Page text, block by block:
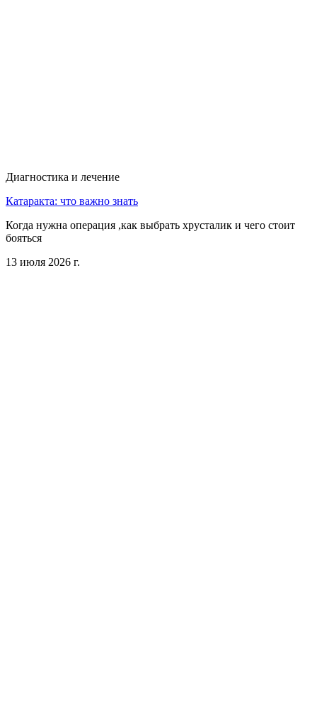
Диагностика и лечение
Катаракта: что важно знать
Когда нужна операция ,как выбрать хрусталик и чего стоит
бояться
13 июля 2026 г.